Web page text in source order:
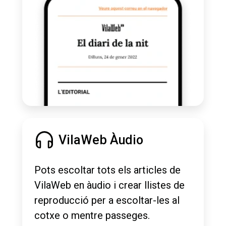
VilaWeb Àudio
Pots escoltar tots els articles de
VilaWeb en àudio i crear llistes de
reproducció per a escoltar-les al
cotxe o mentre passeges.